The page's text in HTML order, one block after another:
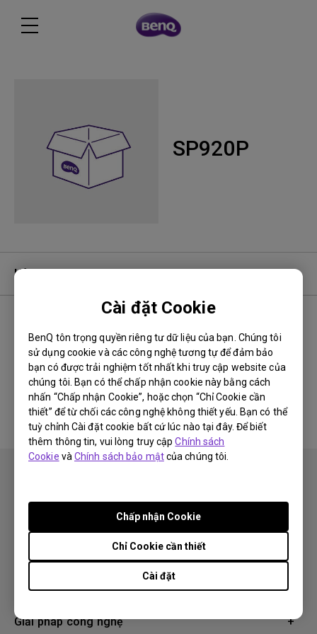
Cài đặt Cookie
BenQ tôn trọng quyền riêng tư dữ liệu của bạn. Chúng tôi
sử dụng cookie và các công nghệ tương tự để đảm bảo
bạn có được trải nghiệm tốt nhất khi truy cập website của
chúng tôi. Bạn có thể chấp nhận cookie này bằng cách
nhấn “Chấp nhận Cookie”, hoặc chọn “Chỉ Cookie cần
thiết” để từ chối các công nghệ không thiết yếu. Bạn có thể
tuỳ chỉnh Cài đặt cookie bất cứ lúc nào tại đây. Để biết
thêm thông tin, vui lòng truy cậpChính sách
Cookie vàChính sách bảo mậtcủa chúng tôi.
Cài đặt
Chỉ Cookie cần thiết
Chấp nhận Cookie
SP920P
Hỏi đáp video
Không có video liên quan
Theo dõi
Sản phẩm
Máy chiếu
Giải pháp công nghệ